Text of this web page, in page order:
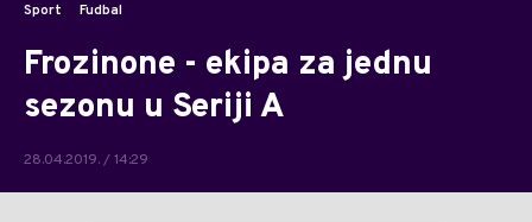
Sport Fudbal
Frozinone - ekipa za jednu
sezonu u Seriji A
28.04.2019. / 14:29